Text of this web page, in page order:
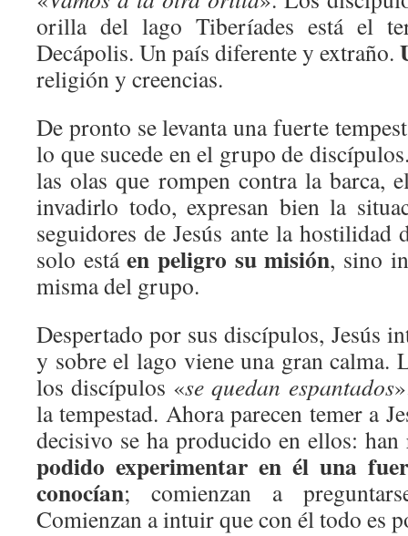
orilla del lago Tiberíades está el
Decápolis. Un país diferente y extraño.
religión y creencias.
De pronto se levanta una fuerte
lo que sucede en el grupo de
las olas que rompen contra la barca,
invadirlo todo, expresan bien la
seguidores de Jesús ante la hostilidad
solo estáen peligro su misión, sino
misma del grupo.
Despertado por sus discípulos, Jesús
y sobre el lago viene una gran calma.
los discípulos «se quedan espantados
la tempestad. Ahora parecen temer a
decisivo se ha producido en ellos:
podido experimentar en él una
conocían; comienzan a
Comienzan a intuir que con él todo es